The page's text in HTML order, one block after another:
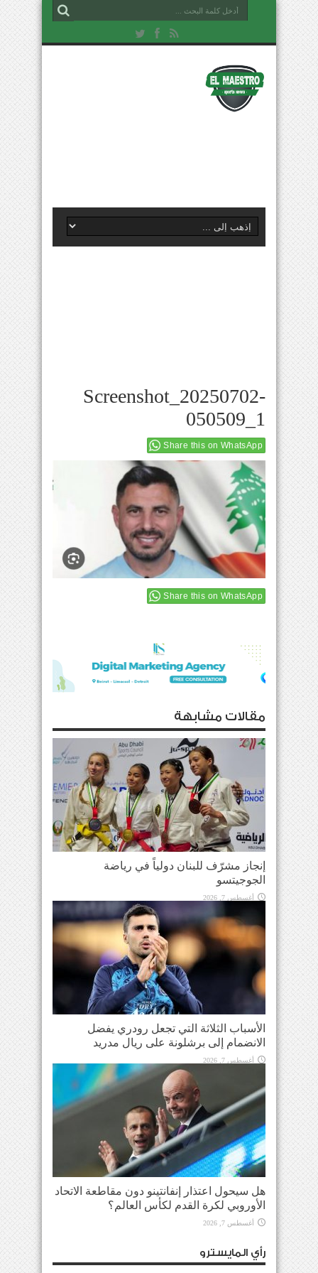
Screenshot_20250702-
050509_1
Share this on WhatsApp
Share this on WhatsApp
مقالات مشابهة
إنجاز مشرّف للبنان دولياً في رياضة
الجوجيتسو
أغسطس 7, 2026
الأسباب الثلاثة التي تجعل رودري يفضل
الانضمام إلى برشلونة على ريال مدريد
أغسطس 7, 2026
هل سيحول اعتذار إنفانتينو دون مقاطعة الاتحاد
الأوروبي لكرة القدم لكأس العالم؟
أغسطس 7, 2026
رأي المايسترو